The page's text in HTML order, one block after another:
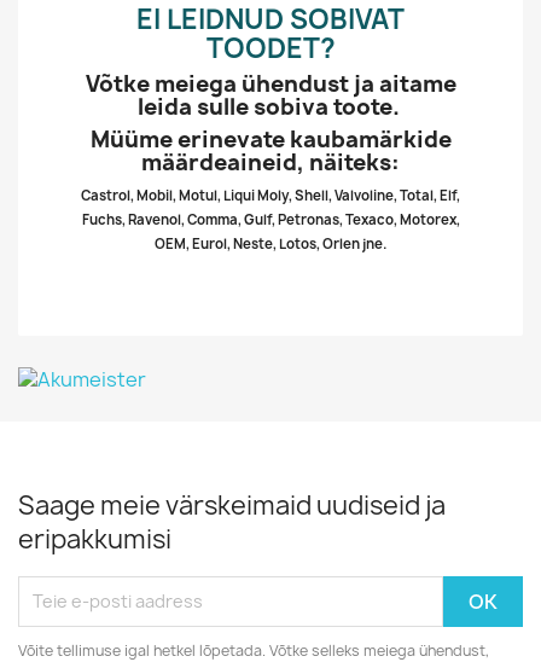
EI LEIDNUD SOBIVAT
TOODET?
Võtke meiega ühendust ja aitame
leida sulle sobiva toote.
Müüme erinevate kaubamärkide
määrdeaineid, näiteks:
Castrol, Mobil, Motul, Liqui Moly, Shell, Valvoline, Total, Elf,
Fuchs, Ravenol, Comma, Gulf, Petronas, Texaco, Motorex,
OEM, Eurol, Neste, Lotos, Orlen jne.
Saage meie värskeimaid uudiseid ja
eripakkumisi
Võite tellimuse igal hetkel lõpetada. Võtke selleks meiega ühendust,